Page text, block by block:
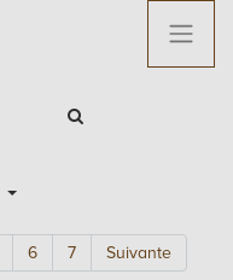
6 7 Suivante